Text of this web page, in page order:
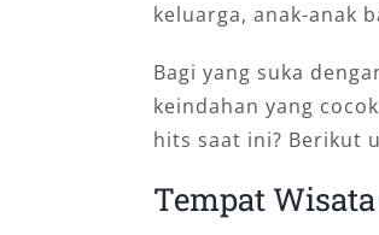
keluarga, anak-anak
Bagi yang suka
keindahan yang
hits saat ini? Berikut
Tempat